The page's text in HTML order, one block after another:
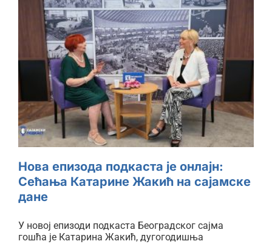
Нова епизода подкаста је
онлајн: Сећања Катарине
Жакић на сајамске дане
Нова епизода подкаста је онлајн:
Сећања Катарине Жакић на сајамске
дане
У новој епизоди подкаста Београдског сајма
гошћа је Катарина Жакић, дугогодишња